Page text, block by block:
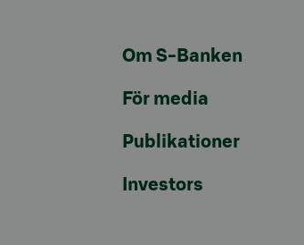
Om S-Banken
För media
Publikationer
Investors